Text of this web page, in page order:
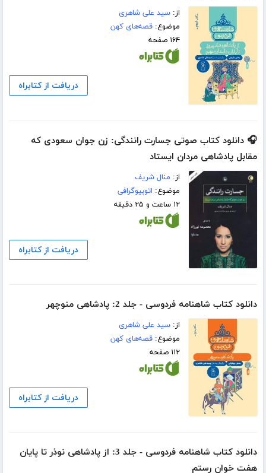
از:سید علی شاهری
موضوع:قصه‌های کهن
۱۶۴ صفحه
دریافت از کتابراه
🎧 دانلود کتاب صوتی جسارت رانندگی: زن جوان سعودی که
مقابل پادشاهی مردان ایستاد
از: منال شریف
موضوع: اتوبیوگرافی
۱۲ ساعت و ۲۵ دقیقه
دریافت از کتابراه
دانلود کتاب شاهنامه فردوسی - جلد 2: پادشاهی منوچهر
از:سید علی شاهری
موضوع:قصه‌های کهن
۱۱۲ صفحه
دریافت از کتابراه
دانلود کتاب شاهنامه فردوسی - جلد 3: از پادشاهی نوذر تا پایان
هفت خوان رستم